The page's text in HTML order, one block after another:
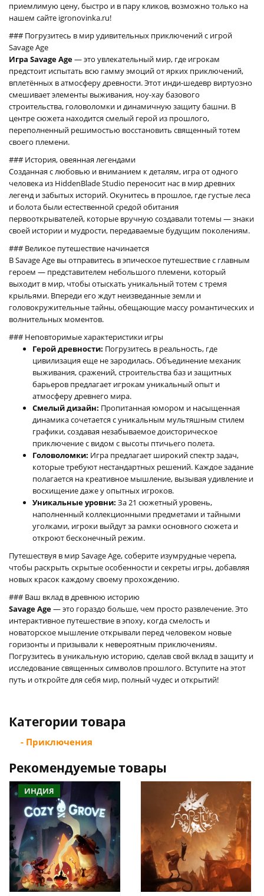
приемлимую цену, быстро и в пару кликов, возможно только на
нашем сайте igronovinka.ru!
### Погрузитесь в мир удивительных приключений с игрой
Savage Age
Игра Savage Age— это увлекательный мир, где игрокам
предстоит испытать всю гамму эмоций от ярких приключений,
вплетённых в атмосферу древности. Этот инди-шедевр виртуозно
смешивает элементы выживания, ноу-хау базового
строительства, головоломки и динамичную защиту башни. В
центре сюжета находится смелый герой из прошлого,
переполненный решимостью восстановить священный тотем
своего племени.
### История, овеянная легендами
Созданная с любовью и вниманием к деталям, игра от одного
человека из HiddenBlade Studio переносит нас в мир древних
легенд и забытых историй. Окунитесь в прошлое, где густые леса
и болота были естественной средой обитания
первооткрывателей, которые вручную создавали тотемы — знаки
своей истории и мудрости, передаваемые будущим поколениям.
### Великое путешествие начинается
В Savage Age вы отправитесь в эпическое путешествие с главным
героем — представителем небольшого племени, который
выходит в мир, чтобы отыскать уникальный тотем с тремя
крыльями. Впереди его ждут неизведанные земли и
головокружительные тайны, обещающие массу романтических и
волнительных моментов.
### Неповторимые характеристики игры
Герой древности: Погрузитесь в реальность, где
цивилизация еще не зародилась. Объединение механик
выживания, сражений, строительства баз и защитных
барьеров предлагает игрокам уникальный опыт и
атмосферу древнего мира.
Смелый дизайн: Пропитанная юмором и насыщенная
динамика сочетается с уникальным мультяшным стилем
графики, создавая незабываемое доисторическое
приключение с видом с высоты птичьего полета.
Головоломки: Игра предлагает широкий спектр задач,
которые требуют нестандартных решений. Каждое задание
полагается на креативное мышление, вызывая удивление и
восхищение даже у опытных игроков.
Уникальные уровни: За 21 сюжетный уровень,
наполненный коллекционными предметами и тайными
уголками, игроки выйдут за рамки основного сюжета и
откроют бесконечный режим.
Путешествуя в мир Savage Age, соберите изумрудные черепа,
чтобы раскрыть скрытые особенности и секреты игры, добавляя
новых красок каждому своему прохождению.
### Ваш вклад в древнюю историю
Savage Age— это гораздо больше, чем просто развлечение. Это
интерактивное путешествие в эпоху, когда смелость и
новаторское мышление открывали перед человеком новые
горизонты и призывали к невероятным приключениям.
Погрузитесь в уникальную историю, сделав свой вклад в защиту и
исследование священных символов прошлого. Вступите на этот
путь и откройте для себя мир, полный чудес и открытий!
Категории товара
- Приключения
Рекомендуемые товары
ИНДИЯ